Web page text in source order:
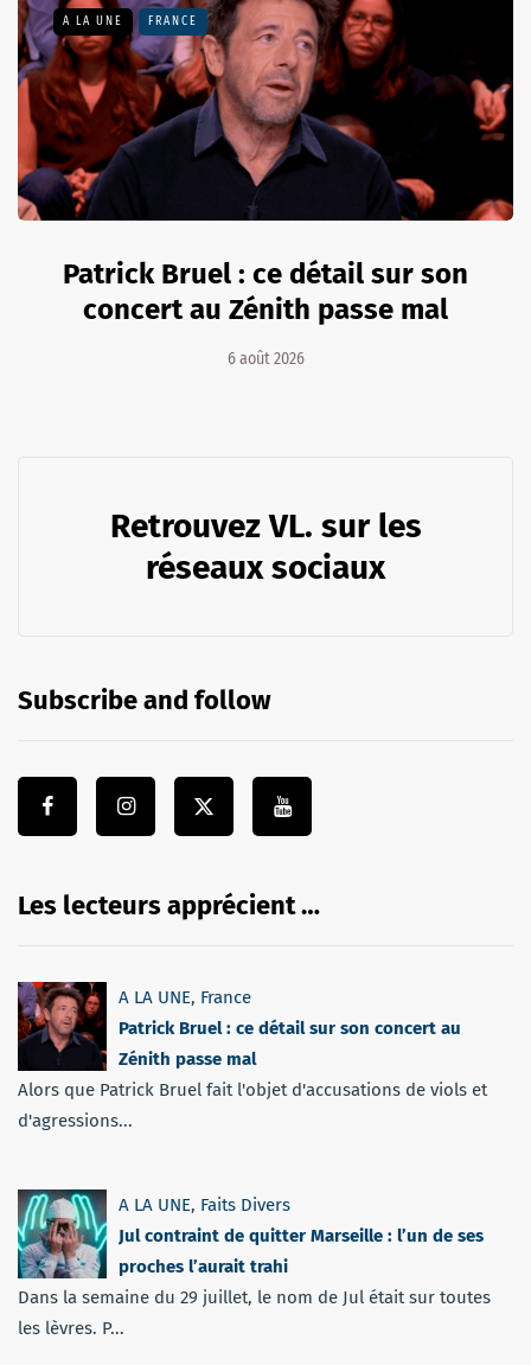
A LA UNE FRANCE
Patrick Bruel : ce détail sur son
concert au Zénith passe mal
6 août 2026
Retrouvez VL. sur les
réseaux sociaux
Subscribe and follow
Les lecteurs apprécient …
A LA UNE, France
Patrick Bruel : ce détail sur son concert au
Zénith passe mal
Alors que Patrick Bruel fait l'objet d'accusations de viols et
d'agressions...
A LA UNE, Faits Divers
Jul contraint de quitter Marseille : l’un de ses
proches l’aurait trahi
Dans la semaine du 29 juillet, le nom de Jul était sur toutes
les lèvres. P...